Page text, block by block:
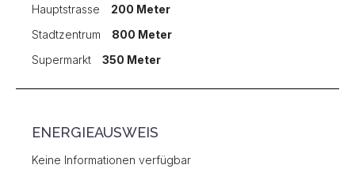
Hauptstrasse
200 Meter
Stadtzentrum
800 Meter
Supermarkt
350 Meter
ENERGIEAUSWEIS
Keine Informationen verfügbar